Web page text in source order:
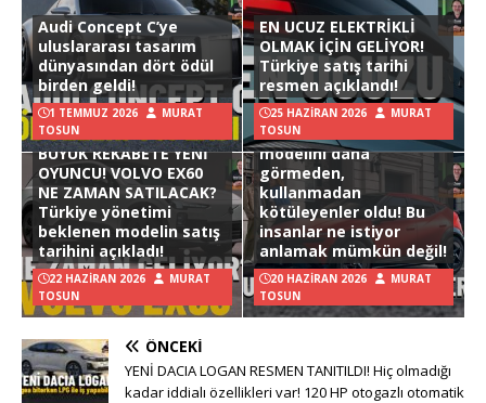
Audi Concept C’ye
uluslararası tasarım
dünyasından dört ödül
birden geldi!
1 TEMMUZ 2026
MURAT
TOSUN
EN UCUZ ELEKTRİKLİ
OLMAK İÇİN GELİYOR!
Türkiye satış tarihi
resmen açıklandı!
25 HAZIRAN 2026
MURAT
TOSUN
BÜYÜK REKABETE YENİ
OYUNCU! VOLVO EX60
NE ZAMAN SATILACAK?
Türkiye yönetimi
beklenen modelin satış
tarihini açıkladı!
22 HAZIRAN 2026
MURAT
TOSUN
Hyundai Ioniq 3
modelini daha
görmeden,
kullanmadan
kötüleyenler oldu! Bu
insanlar ne istiyor
anlamak mümkün değil!
20 HAZIRAN 2026
MURAT
TOSUN
ÖNCEKI
YENİ DACIA LOGAN RESMEN TANITILDI! Hiç olmadığı
kadar iddialı özellikleri var! 120 HP otogazlı otomatik